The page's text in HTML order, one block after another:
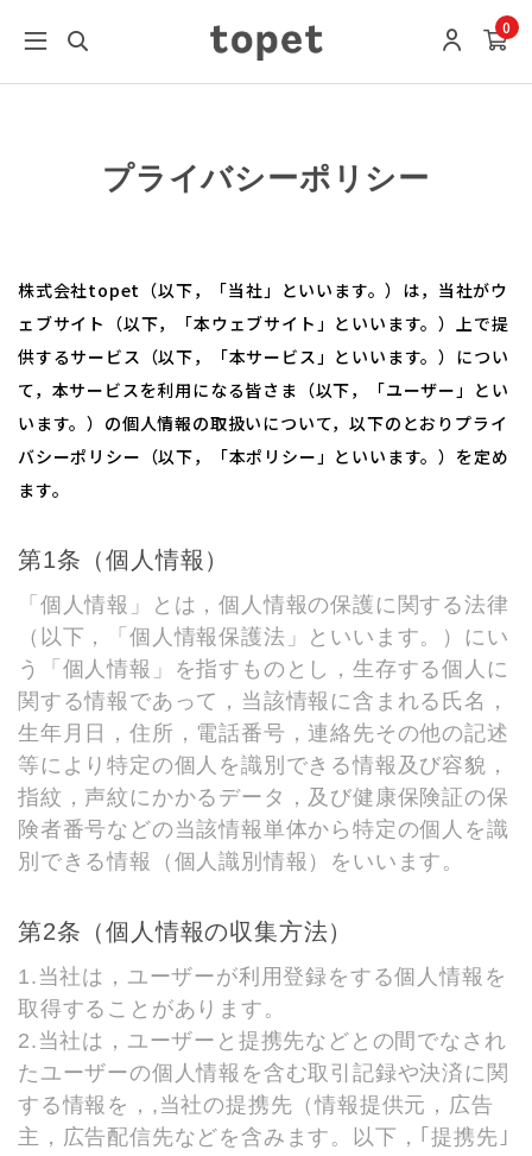
0
プライバシーポリシー
株式会社topet（以下，「当社」といいます。）は，当社がウ
ェブサイト（以下，「本ウェブサイト」といいます。）上で提
供するサービス（以下，「本サービス」といいます。）につい
て，本サービスを利用になる皆さま（以下，「ユーザー」とい
います。）の個人情報の取扱いについて，以下のとおりプライ
バシーポリシー（以下，「本ポリシー」といいます。）を定め
ます。
第1条（個人情報）
「個人情報」とは，個人情報の保護に関する法律
（以下，「個人情報保護法」といいます。）にい
う「個人情報」を指すものとし，生存する個人に
関する情報であって，当該情報に含まれる氏名，
生年月日，住所，電話番号，連絡先その他の記述
等により特定の個人を識別できる情報及び容貌，
指紋，声紋にかかるデータ，及び健康保険証の保
険者番号などの当該情報単体から特定の個人を識
別できる情報（個人識別情報）をいいます。
第2条（個人情報の収集方法）
1.当社は，ユーザーが利用登録をする個人情報を
取得することがあります。
2.当社は，ユーザーと提携先などとの間でなされ
たユーザーの個人情報を含む取引記録や決済に関
する情報を，,当社の提携先（情報提供元，広告
主，広告配信先などを含みます。以下，｢提携先｣